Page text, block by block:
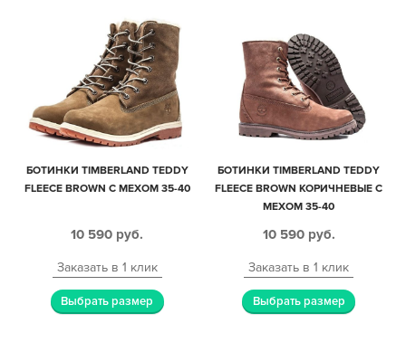
БОТИНКИ TIMBERLAND TEDDY
FLEECE BROWN С МЕХОМ 35-40
10 590 руб.
Заказать в 1 клик
Выбрать размер
БОТИНКИ TIMBERLAND TEDDY
FLEECE BROWN КОРИЧНЕВЫЕ С
МЕХОМ 35-40
10 590 руб.
Заказать в 1 клик
Выбрать размер